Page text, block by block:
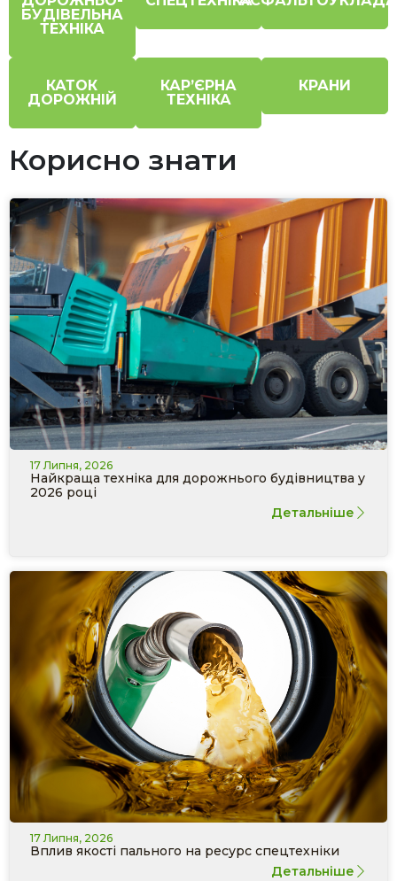
БУДІВЕЛЬНА
ТЕХНІКА
КАТОК
ДОРОЖНІЙ
КАР’ЄРНА
ТЕХНІКА
КРАНИ
Корисно знати
17 Липня, 2026
Найкраща техніка для дорожнього будівництва у
2026 році
Детальніше
17 Липня, 2026
Вплив якості пального на ресурс спецтехніки
Детальніше